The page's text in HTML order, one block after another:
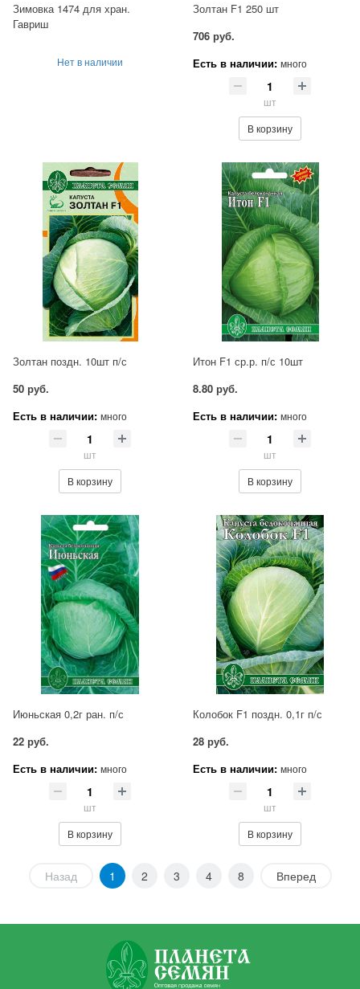
Зимовка 1474 для хран.
Гавриш
Нет в наличии
Золтан F1 250 шт
706 руб.
Есть в наличии: много
шт
В корзину
Золтан поздн. 10шт п/с
50 руб.
Есть в наличии: много
шт
В корзину
Итон F1 ср.р. п/с 10шт
8.80 руб.
Есть в наличии: много
шт
В корзину
Июньская 0,2г ран. п/с
22 руб.
Есть в наличии: много
шт
В корзину
Колобок F1 поздн. 0,1г п/с
28 руб.
Есть в наличии: много
шт
В корзину
Назад 1 2 3 4 8 Вперед